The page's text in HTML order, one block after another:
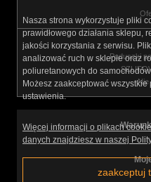
Poduszki
Nie
Nasza strona wykorzystuje pliki
prawidłowego działania sklepu,
jakości korzystania z serwisu.
analizować ruch w sklepie oraz
poliuretanowych do
Możesz zaakceptować
ustawienia.
Więcej informacji o plikach
danych znajdziesz w naszej
zaakceptuj